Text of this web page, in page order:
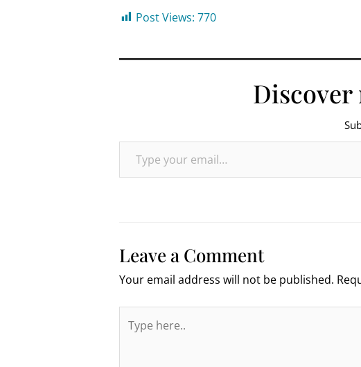
Post Views: 770
Type your email…
Leave a Comment
Your email address will not be published.
here..